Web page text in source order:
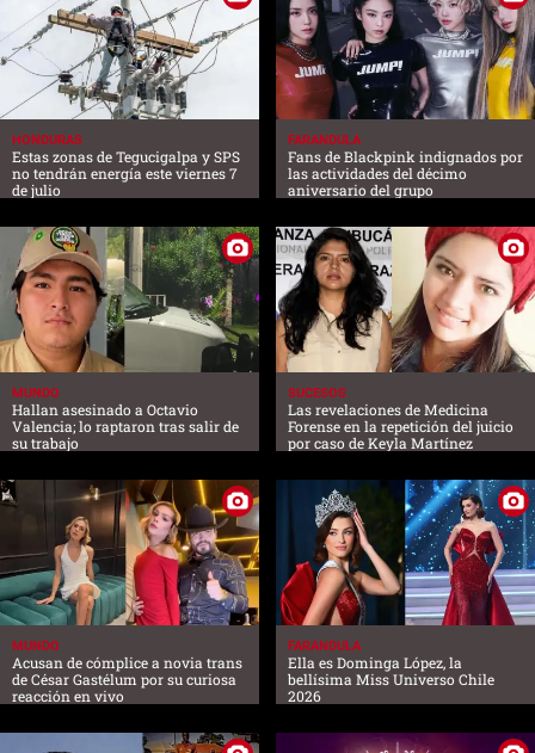
HONDURAS
Estas zonas de Tegucigalpa y SPS
no tendrán energía este viernes 7
de julio
FARANDULA
Fans de Blackpink indignados por
las actividades del décimo
aniversario del grupo
MUNDO
Hallan asesinado a Octavio
Valencia; lo raptaron tras salir de
su trabajo
SUCESOS
Las revelaciones de Medicina
Forense en la repetición del juicio
por caso de Keyla Martínez
MUNDO
Acusan de cómplice a novia trans
de César Gastélum por su curiosa
reacción en vivo
FARANDULA
Ella es Dominga López, la
bellísima Miss Universo Chile
2026